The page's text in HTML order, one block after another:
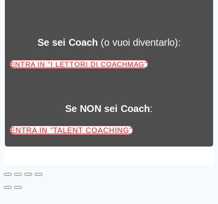
Se sei Coach (o vuoi diventarlo):
ENTRA IN "I LETTORI DI COACHMAG"
Se NON sei Coach:
ENTRA IN "TALENT COACHING"